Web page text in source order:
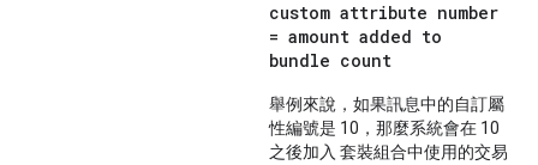
custom attribute number
= amount added to
bundle count
舉例來說，如果訊息中的自訂屬
性編號是 10，那麼系統會在 10
之後加入 套裝組合中使用的交易